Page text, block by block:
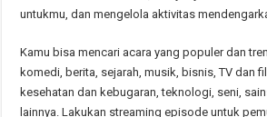
untukmu, dan mengelola aktivitas
Kamu bisa mencari acara yang populer dan
komedi, berita, sejarah, musik, bisnis, TV dan
kesehatan dan kebugaran, teknologi, seni,
lainnya. Lakukan streaming episode untuk